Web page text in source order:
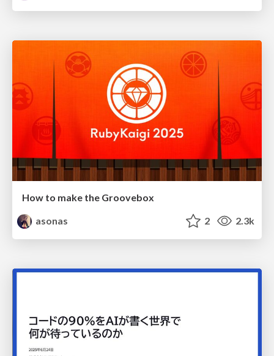
How to make the Groovebox
asonas
2 2.3k